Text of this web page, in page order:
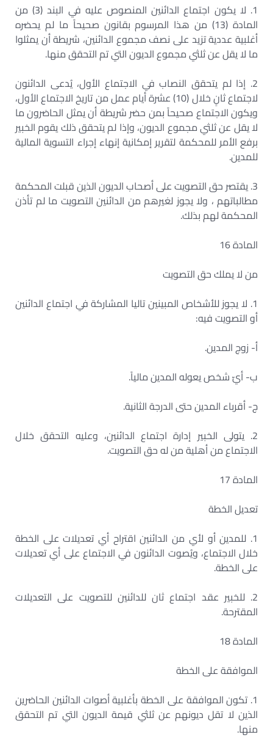
1. لا يكون اجتماع الدائنين المنصوص عليه في البند (3) من
المادة (13) من هذا المرسوم بقانون صحيحاً ما لم يحضره
أغلبية عددية تزيد على نصف مجموع الدائنين، شريطة أن يمثلوا
ما لا يقل عن ثلثي مجموع الديون التي تم التحقق منها.
2. إذا لم يتحقق النصاب في الاجتماع الأول، يُدعى الدائنون
لاجتماع ثانٍ خلال (10) عشرة أيام عمل من تاريخ الاجتماع الأول،
ويكون الاجتماع صحيحاً بمن حضر شريطة أن يمثل الحاضرون ما
لا يقل عن ثلثي مجموع الديون، وإذا لم يتحقق ذلك يقوم الخبير
برفع الأمر للمحكمة لتقرير إمكانية إنهاء إجراء التسوية المالية
للمدين.
3. يقتصر حق التصويت على أصحاب الديون الذين قبلت المحكمة
مطالباتهم ، ولا يجوز لغيرهم من الدائنين التصويت ما لم تأذن
المحكمة لهم بذلك.
المادة 16
من لا يملك حق التصويت
1. لا يجوز للأشخاص المبينين تاليا المشاركة في اجتماع الدائنين
أو التصويت فيه:
أ- زوج المدين.
ب- أيّ شخص يعوله المدين مالياً.
ج- أقرباء المدين حتى الدرجة الثانية.
2. يتولى الخبير إدارة اجتماع الدائنين، وعليه التحقق خلال
الاجتماع من أهلية من له حق التصويت.
المادة 17
تعديل الخطة
1. للمدين أو لأي من الدائنين اقتراح أي تعديلات على الخطة
خلال الاجتماع، ويُصوت الدائنون في الاجتماع على أي تعديلات
على الخطة.
2. للخبير عقد اجتماع ثان للدائنين للتصويت على التعديلات
المقترحة.
المادة 18
الموافقة على الخطة
1. تكون الموافقة على الخطة بأغلبية أصوات الدائنين الحاضرين
الذين لا تقل ديونهم عن ثلثي قيمة الديون التي تم التحقق
منها.